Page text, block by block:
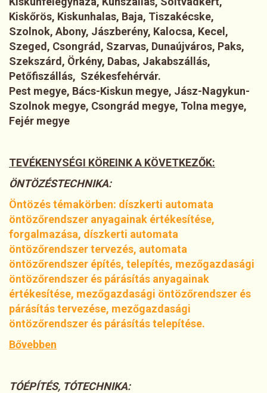
Kiskőrös, Kiskunhalas, Baja, Tiszakécske,
Szolnok, Abony, Jászberény, Kalocsa, Kecel,
Szeged, Csongrád, Szarvas, Dunaújváros, Paks,
Szekszárd, Örkény, Dabas, Jakabszállás,
Petőfiszállás, Székesfehérvár.
Pest megye, Bács-Kiskun megye, Jász-Nagykun-
Szolnok megye, Csongrád megye, Tolna megye,
Fejér megye
TEVÉKENYSÉGI KÖREINK A KÖVETKEZŐK:
ÖNTÖZÉSTECHNIKA:
Öntözés témakörben: díszkerti automata
öntözőrendszer anyagainak értékesítése,
forgalmazása, díszkerti automata
öntözőrendszer tervezés, automata
öntözőrendszer építés, telepítés, mezőgazdasági
öntözőrendszer és párásítás anyagainak
értékesítése, mezőgazdasági öntözőrendszer és
párásítás tervezése, mezőgazdasági
öntözőrendszer és párásítás telepítése.
Bővebben
TÓÉPÍTÉS, TÓTECHNIKA: